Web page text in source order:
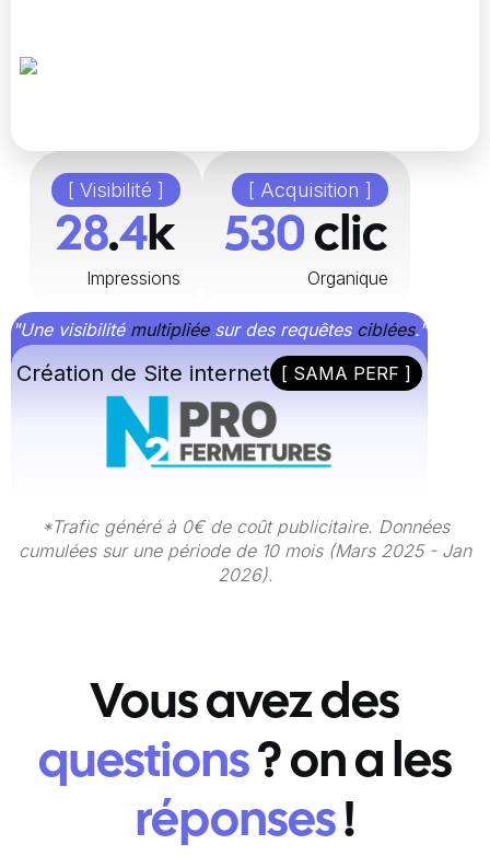
[ Visibilité ]
48.8k
Impressions
[ Acquisition ]
896 clic
Organique
"Une visibilité multipliéesur des requêtes ciblées."
Création de Site internet [ SAMA PERF ]
*Trafic généré à 0€ de coût publicitaire. Données
cumulées sur une période de 10 mois (Mars 2025 - Jan
2026).
Vous avez des
questions? on a les
réponses!